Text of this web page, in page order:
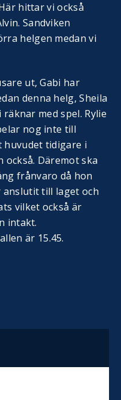
hittar vi också
Sandviken
helgen medan vi
ut, Gabi har
denna helg, Sheila
med spel. Rylie
nog inte till
huvudet tidigare i
också. Däremot ska
frånvaro då hon
till laget och
vilket också är
intakt.
är 15.45.